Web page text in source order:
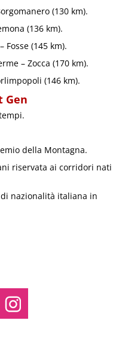
(130 km).
(136 km).
Fosse (145 km).
– Zocca (170 km).
(146 km).
Gen
della Montagna.
riservata ai corridori nati
nazionalità italiana in